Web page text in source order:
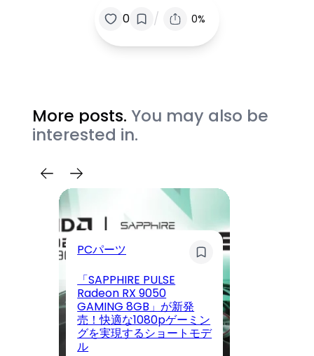
0 / 0%
More posts. You may also be
interested in.
PCパーツ
「SAPPHIRE PULSE
Radeon RX 9050
GAMING 8GB」が新発
売！快適な1080pゲーミン
グを実現するショートモデ
ル